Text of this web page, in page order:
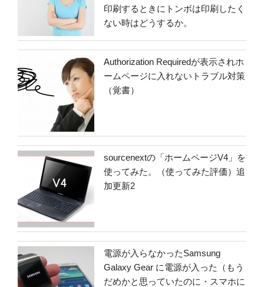
印刷するときにトンボは印刷したく
ない時はどうするか。
Authorization Requiredが表示されホ
ームページに入れないトラブル対策
（覚書）
sourcenextの「ホームページV4」を
使ってみた。（使ってみた評価）追
加更新2
電源が入らなかったSamsung
Galaxy Gear に電源が入った（もう
だめかと思っていたのに・スマホに